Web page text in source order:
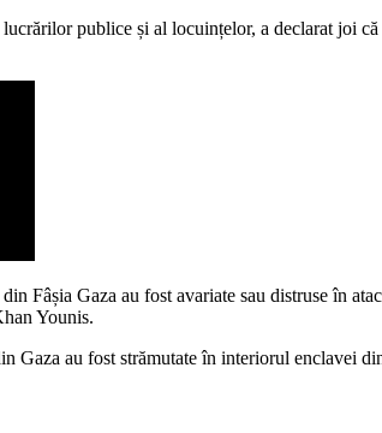
publice și al locuințelor, a declarat joi
Fâșia Gaza au fost avariate sau distruse în
Younis.
Gaza au fost strămutate în interiorul enclavei